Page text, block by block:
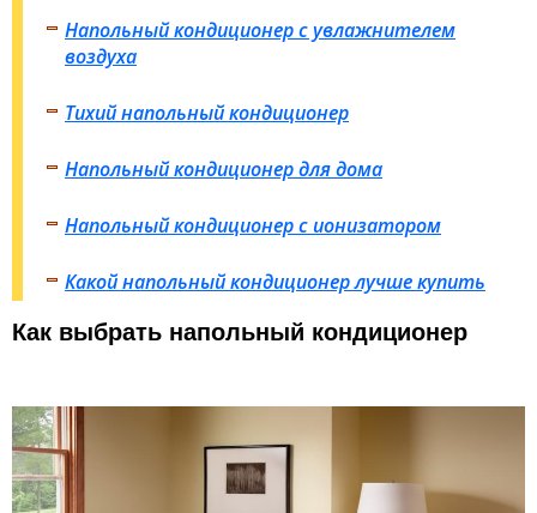
Напольный кондиционер с увлажнителем
воздуха
Тихий напольный кондиционер
Напольный кондиционер для дома
Напольный кондиционер с ионизатором
Какой напольный кондиционер лучше купить
Как выбрать напольный кондиционер